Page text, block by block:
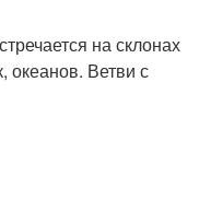
на склонах
океанов. Ветви с